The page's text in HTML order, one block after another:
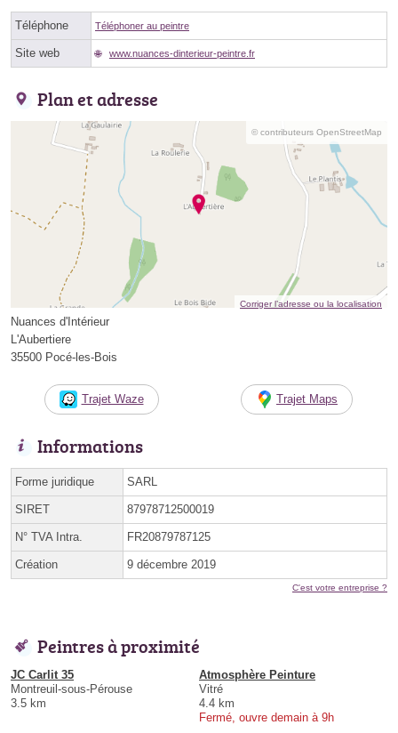
Téléphone Téléphoner au peintre
Site web www.nuances-dinterieur-peintre.fr
Plan et adresse
© contributeurs OpenStreetMap
Corriger l’adresse ou la localisation
Nuances d'Intérieur
L'Aubertiere
35500 Pocé-les-Bois
Trajet Waze Trajet Maps
Informations
Forme juridique SARL
SIRET 87978712500019
N° TVA Intra. FR20879787125
Création 9 décembre 2019
C'est votre entreprise ?
Peintres à proximité
JC Carlit 35
Montreuil-sous-Pérouse
3.5 km
Atmosphère Peinture
Vitré
4.4 km
Fermé, ouvre demain à 9h